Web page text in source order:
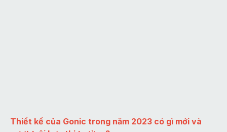
Thiết kế của Gonic trong năm 2023 có gì mới và